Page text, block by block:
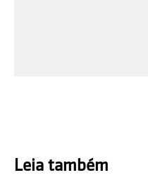
Leia também